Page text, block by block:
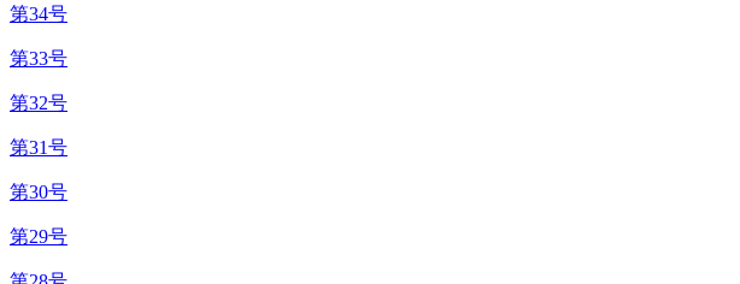
第34号
第33号
第32号
第31号
第30号
第29号